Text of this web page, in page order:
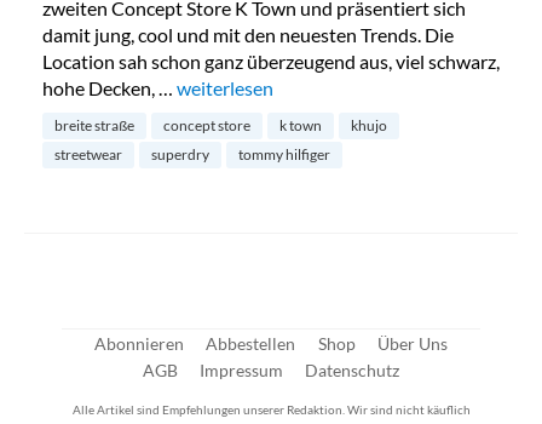
zweiten Concept Store K Town und präsentiert sich
damit jung, cool und mit den neuesten Trends. Die
Location sah schon ganz überzeugend aus, viel schwarz,
hohe Decken, … „Karstadt eröffnet K Town in Köln“
weiterlesen
breite straße concept store k town
khujo
streetwear
superdry tommy hilfiger
Abonnieren Abbestellen Shop
Über Uns
AGB
Impressum Datenschutz
Alle Artikel sind Empfehlungen unserer Redaktion. Wir sind nicht käuflich